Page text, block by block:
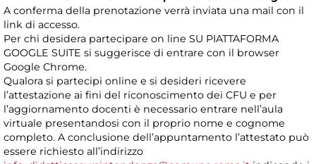
A conferma della prenotazione verrà inviata una mail con il
link di accesso.
Per chi desidera partecipare on line SU PIATTAFORMA
GOOGLE SUITE si suggerisce di entrare con il browser
Google Chrome.
Qualora si partecipi online e si desideri ricevere
l’attestazione ai fini del riconoscimento dei CFU e per
l’aggiornamento docenti è necessario entrare nell’aula
virtuale presentandosi con il proprio nome e cognome
completo. A conclusione dell’appuntamento l’attestato può
essere richiesto all’indirizzo